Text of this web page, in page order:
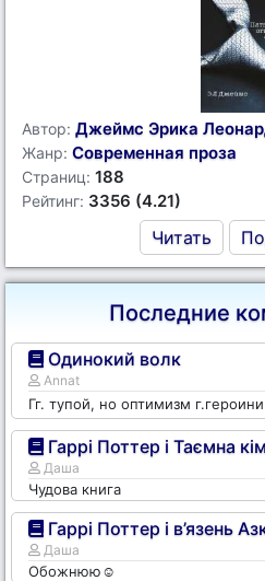
Автор: Джеймс Эрика
Жанр: Современная проза
Страниц: 188
Рейтинг: 3356 (4.21)
Читать
Последние
Одинокий волк
Annat
Гг. тупой, но оптимизм
Гаррі Поттер і Таємна
Даша
Чудова книга
Гаррі Поттер і в’язень
Даша
Обожнюю☺️